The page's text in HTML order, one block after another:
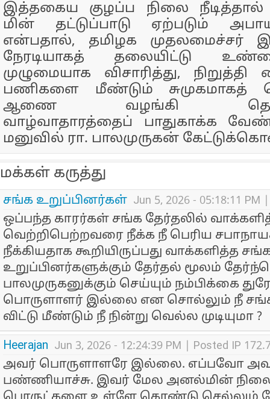
இத்தகைய குழப்ப நிலை
மின் தட்டுப்பாடு ஏற்படும்
என்பதால், தமிழக முதலமைச்சர்
நேரடியாகத் தலையிட்டு
முழுமையாக விசாரித்து,
பணிகளை மீண்டும் சுமுகமாகத்
ஆணை வழங்கி
வாழ்வாதாரத்தைப் பாதுகாக்க
மனுவில் ரா. பாலமுருகன்
மக்கள் கருத்து
சங்க உறுப்பினர்கள் Jun 5, 2026 - 05:18:11
ஒப்பந்த காரர்கள் சங்க தேர்தலில்
வெற்றிபெற்றவரை நீக்க நீ பெரிய
நீக்கியதாக கூறியிருப்பது வாக்களித்த
உறுப்பினர்களுக்கும் தேர்தல் மூலம்
பாலமுருகனுக்கும் செய்யும் நம்பிக்கை
பொருளாளர் இல்லை என சொல்லும் நீ
விட்டு மீண்டும் நீ நின்று வெல்ல முடியுமா ?
Heerajan Jun 3, 2026 - 12:24:39 PM | Posted IP
அவர் பொருளாளரே இல்லை. எப்பவோ அவர
பண்ணியாச்சு. இவர் மேல அனல்மின்